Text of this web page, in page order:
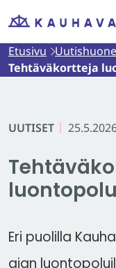
Siirry
Etusivu
Etusivu Uutishuone
Tehtäväkortteja
UUTISET
Eri puolilla
ajan